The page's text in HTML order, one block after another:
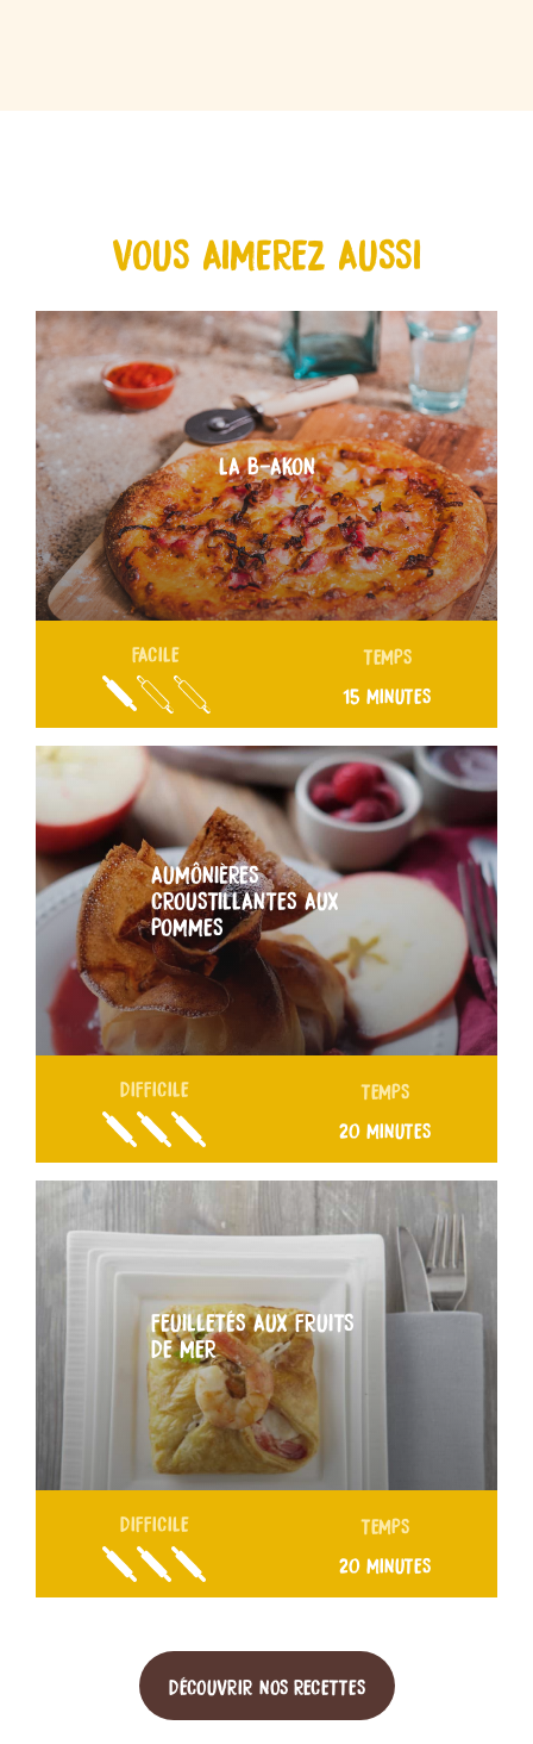
VOUS AIMEREZ AUSSI
LA B-AKON
FACILE TEMPS
15 MINUTES
AUMÔNIÈRES
CROUSTILLANTES AUX
POMMES
DIFFICILE TEMPS
20 MINUTES
FEUILLETÉS AUX FRUITS
DE MER
DIFFICILE TEMPS
20 MINUTES
DÉCOUVRIR NOS RECETTES